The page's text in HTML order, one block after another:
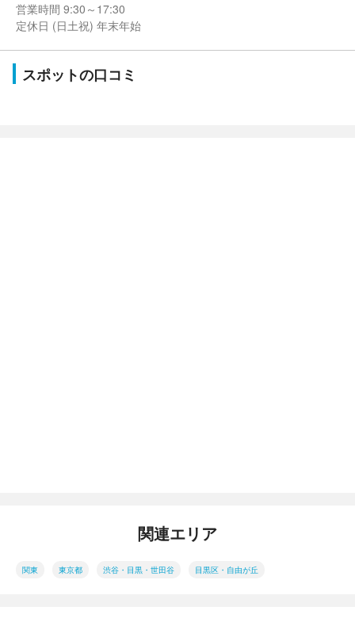
営業時間 9:30～17:30
定休日 (日土祝) 年末年始
スポットの口コミ
関連エリア
関東 東京都 渋谷・目黒・世田谷 目黒区・自由が丘